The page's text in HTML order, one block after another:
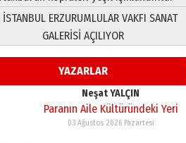
ERZURUMLULAR VAKFI SANAT
GALERİSİ AÇILIYOR
YAZARLAR
Yusuf POLAT
Şampiyonluk Sebahattin
Şirin’e yazar
11 Mayıs 2026 Pazartesi
Neşat YALÇIN
Paranın Aile Kültüründeki Yeri
03 Ağustos 2026 Pazartesi